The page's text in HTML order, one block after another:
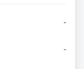
-
-